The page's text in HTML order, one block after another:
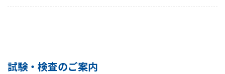
試験・検査のご案内